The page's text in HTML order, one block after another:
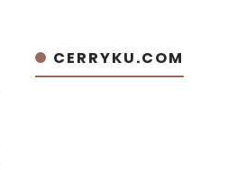
CERRYKU.COM